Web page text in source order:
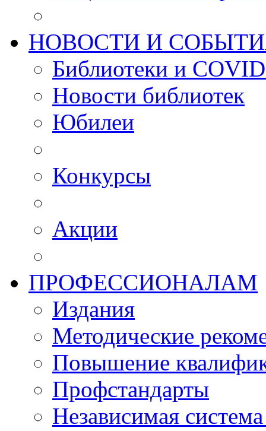
НОВОСТИ И
Библиотеки и
Новости библиотек
Юбилеи
Конкурсы
Акции
ПРОФЕССИОНАЛАМ
Издания
Методические
Повышение
Профстандарты
Независимая